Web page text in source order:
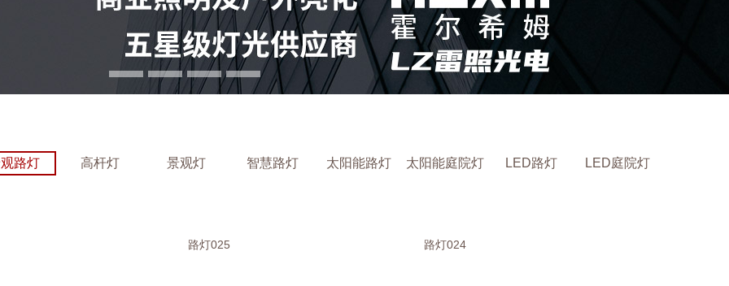
路灯 高杆灯 景观灯 智慧路灯 太阳能路灯 太阳能庭院灯 LED路灯 LED庭院灯